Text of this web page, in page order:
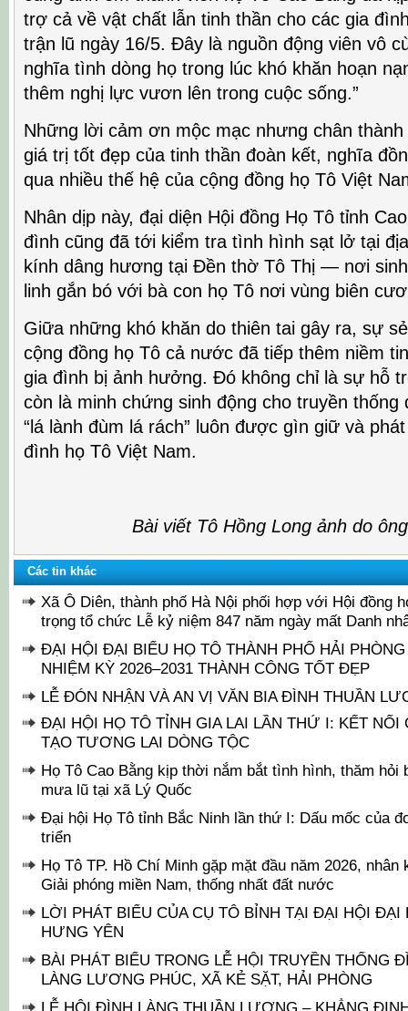
trợ cả về vật chất lẫn tinh thần cho các gia
trận lũ ngày 16/5. Đây là nguồn động viên vô
nghĩa tình dòng họ trong lúc khó khăn hoạn
thêm nghị lực vươn lên trong cuộc sống.”
Những lời cảm ơn mộc mạc nhưng chân
giá trị tốt đẹp của tinh thần đoàn kết, nghĩa
qua nhiều thế hệ của cộng đồng họ Tô Việt
Nhân dịp này, đại diện Hội đồng Họ Tô tỉnh
đình cũng đã tới kiểm tra tình hình sạt lở tại
kính dâng hương tại Đền thờ Tô Thị — nơi
linh gắn bó với bà con họ Tô nơi vùng biên
Giữa những khó khăn do thiên tai gây ra, sự
cộng đồng họ Tô cả nước đã tiếp thêm niềm
gia đình bị ảnh hưởng. Đó không chỉ là sự hỗ
còn là minh chứng sinh động cho truyền
“lá lành đùm lá rách” luôn được gìn giữ và
đình họ Tô Việt Nam.
Bài viết Tô Hồng Long ảnh do
Các tin khác
Xã Ô Diên, thành phố Hà Nội phối hợp với Hội đồng
trọng tổ chức Lễ kỷ niệm 847 năm ngày mất Danh
ĐẠI HỘI ĐẠI BIỂU HỌ TÔ THÀNH PHỐ HẢI
NHIỆM KỲ 2026–2031 THÀNH CÔNG TỐT ĐẸP
LỄ ĐÓN NHẬN VÀ AN VỊ VĂN BIA ĐÌNH THUẦN
ĐẠI HỘI HỌ TÔ TỈNH GIA LAI LẦN THỨ I: KẾT NỐI
TẠO TƯƠNG LAI DÒNG TỘC
Họ Tô Cao Bằng kịp thời nắm bắt tình hình, thăm hỏi
mưa lũ tại xã Lý Quốc
Đại hội Họ Tô tỉnh Bắc Ninh lần thứ I: Dấu mốc của
triển
Họ Tô TP. Hồ Chí Minh gặp mặt đầu năm 2026, nhân
Giải phóng miền Nam, thống nhất đất nước
LỜI PHÁT BIỂU CỦA CỤ TÔ BỈNH TẠI ĐẠI HỘI ĐẠI
HƯNG YÊN
BÀI PHÁT BIỂU TRONG LỄ HỘI TRUYỀN THỐNG
LÀNG LƯƠNG PHÚC, XÃ KẺ SẶT, HẢI PHÒNG
LỄ HỘI ĐÌNH LÀNG THUẦN LƯƠNG – KHẲNG